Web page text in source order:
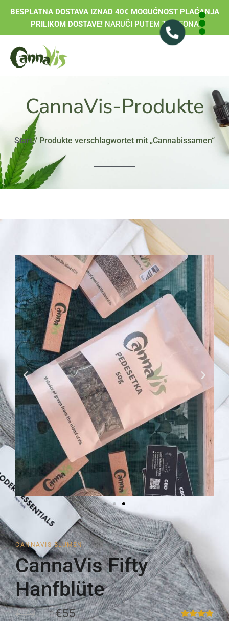
BESPLATNA DOSTAVA IZNAD 40€ MOGUĆNOST PLAĆANJA
PRILIKOM DOSTAVE!NARUČI PUTEM TELEFONA
CannaVis-Produkte
Start/ Produkte verschlagwortet mit „Cannabissamen“
CANNAVIS-BLUMEN
CannaVis Fifty
Hanfblüte
€79 €55